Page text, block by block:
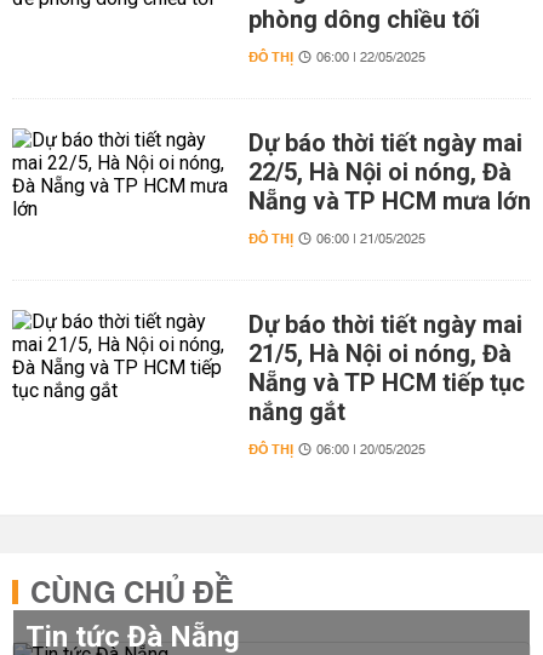
phòng dông chiều tối
ĐÔ THỊ 06:00 | 22/05/2025
Dự báo thời tiết ngày mai
22/5, Hà Nội oi nóng, Đà
Nẵng và TP HCM mưa lớn
ĐÔ THỊ 06:00 | 21/05/2025
Dự báo thời tiết ngày mai
21/5, Hà Nội oi nóng, Đà
Nẵng và TP HCM tiếp tục
nắng gắt
ĐÔ THỊ 06:00 | 20/05/2025
CÙNG CHỦ ĐỀ
Tin tức Đà Nẵng